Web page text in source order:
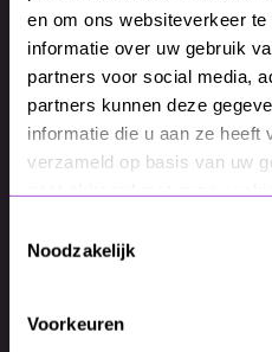
en om ons websiteverkeer
informatie over uw gebruik
partners voor social media,
partners kunnen deze
informatie die u aan ze heeft
verzameld op basis van uw
Noodzakelijk
Voorkeuren
Contact
Bel: 038 303 1050
E-Mail: